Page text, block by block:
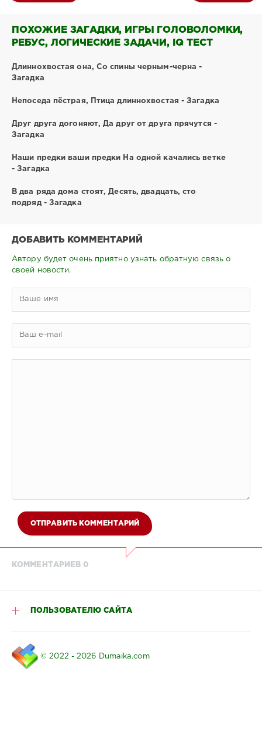
ПОХОЖИЕ ЗАГАДКИ, ИГРЫ ГОЛОВОЛОМКИ,
РЕБУС, ЛОГИЧЕСКИЕ ЗАДАЧИ, IQ ТЕСТ
Длиннохвостая она, Со спины черным-черна -
Загадка
Непоседа пёстрая, Птица длиннохвостая - Загадка
Друг друга догоняют, Да друг от друга прячутся -
Загадка
Наши предки ваши предки На одной качались ветке
- Загадка
В два ряда дома стоят, Десять, двадцать, сто
подряд - Загадка
ДОБАВИТЬ КОММЕНТАРИЙ
Автору будет очень приятно узнать обратную связь о
своей новости.
ОТПРАВИТЬ КОММЕНТАРИЙ
КОММЕНТАРИЕВ 0
ПОЛЬЗОВАТЕЛЮ САЙТА
© 2022 - 2026 Dumaika.com